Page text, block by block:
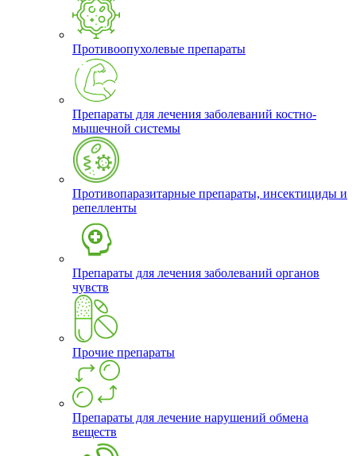
Противоопухолевые препараты
Препараты для лечения заболеваний костно-
мышечной системы
Противопаразитарные препараты, инсектициды и
репелленты
Препараты для лечения заболеваний органов
чувств
Прочие препараты
Препараты для лечение нарушений обмена
веществ